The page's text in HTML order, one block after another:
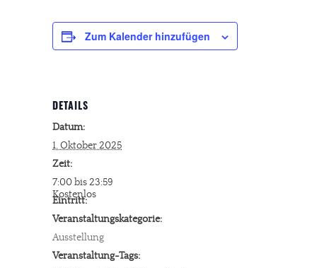
Zum Kalender hinzufügen
DETAILS
Datum:
1. Oktober 2025
Zeit:
7:00 bis 23:59
Eintritt:
Kostenlos
Veranstaltungskategorie:
Ausstellung
Veranstaltung-Tags: